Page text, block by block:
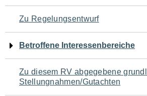
für
den
Seiteninhalt
Zu Regelungsentwurf
Betroffene Interessenbereiche
Zu diesem RV abgegebene
Stellungnahmen/Gutachten